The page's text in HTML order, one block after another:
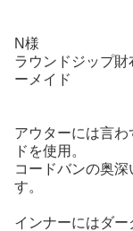
N様
ラウンドジッ
ーメイド
アウターには言
ドを使用。
コードバンの奥
す。
インナーにはダー